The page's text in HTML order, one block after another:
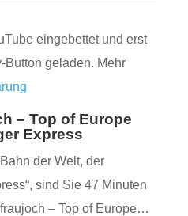
eingebettet und erst
Button geladen. Mehr
– Top of Europe
Express
der Welt, der
sind Sie 47 Minuten
– Top of Europe…